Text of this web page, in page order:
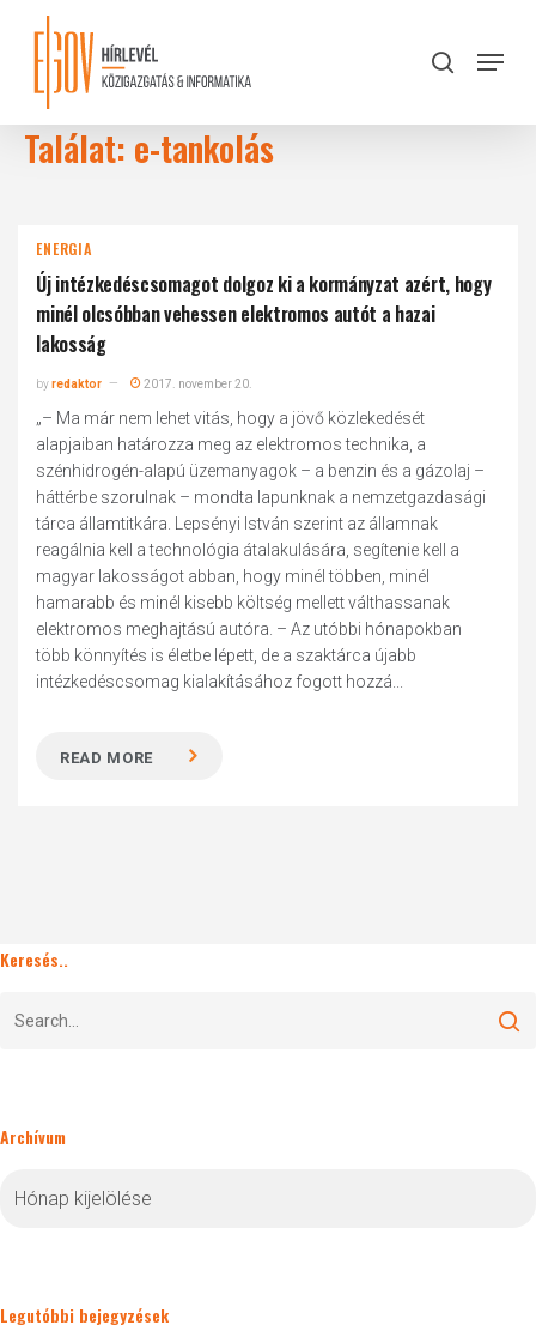
content
search
Menu
Találat: e-tankolás
ENERGIA
Új intézkedéscsomagot dolgoz ki a kormányzat azért, hogy
minél olcsóbban vehessen elektromos autót a hazai
lakosság
byredaktor 2017. november 20.
„– Ma már nem lehet vitás, hogy a jövő közlekedését
alapjaiban határozza meg az elektromos technika, a
szénhidrogén-alapú üzemanyagok – a benzin és a gázolaj –
háttérbe szorulnak – mondta lapunknak a nemzetgazdasági
tárca államtitkára. Lepsényi István szerint az államnak
reagálnia kell a technológia átalakulására, segítenie kell a
magyar lakosságot abban, hogy minél többen, minél
hamarabb és minél kisebb költség mellett válthassanak
elektromos meghajtású ­autóra. – Az utóbbi hónapokban
több könnyítés is életbe lépett, de a szaktárca újabb
intézkedéscsomag kialakításához fogott hozzá...
READ MORE
Keresés..
Archívum
Legutóbbi bejegyzések
Close